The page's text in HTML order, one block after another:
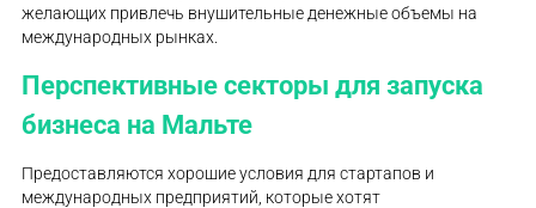
желающих привлечь внушительные денежные объемы на
международных рынках.
Перспективные секторы для запуска
бизнеса на Мальте
Предоставляются хорошие условия для стартапов и
международных предприятий, которые хотят